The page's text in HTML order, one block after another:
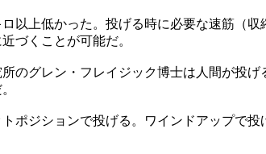
以上低かった。投げる時に必要な速筋（
づくことが可能だ。
のグレン・フレイジック博士は人間が投
ポジションで投げる。ワインドアップで